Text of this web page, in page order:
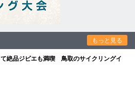
もっと見る
て絶品ジビエも満喫 鳥取のサイクリングイ